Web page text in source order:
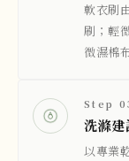
軟衣刷
刷；輕
微濕棉
Step
洗滌建
以專業